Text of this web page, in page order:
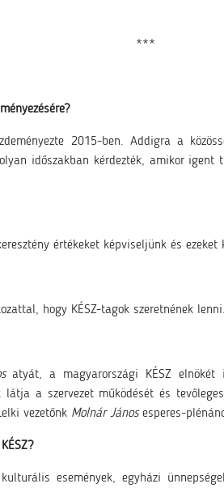
***
2015-ben. Addigra a
időszakban kérdezték, amikor
értékeket képviseljünk és ezeket
hogy KÉSZ-tagok szeretnének lenni.
atyát, a magyarországi KÉSZ elnökét
a szervezet működését és
vezetőnk Molnár Jánosesperes-
események, egyházi